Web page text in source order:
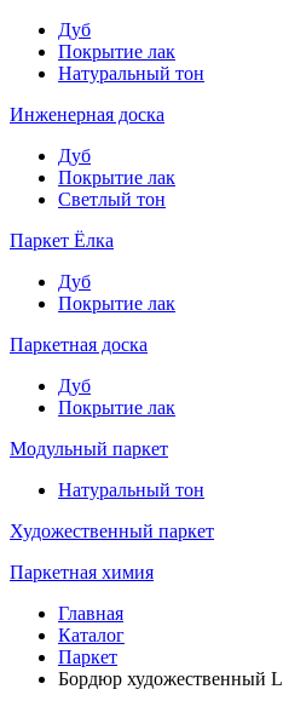
Дуб
Покрытие лак
Натуральный тон
Инженерная доска
Дуб
Покрытие лак
Светлый тон
Паркет Ёлка
Дуб
Покрытие лак
Паркетная доска
Дуб
Покрытие лак
Модульный паркет
Натуральный тон
Художественный паркет
Паркетная химия
Главная
Каталог
Паркет
Бордюр художественный